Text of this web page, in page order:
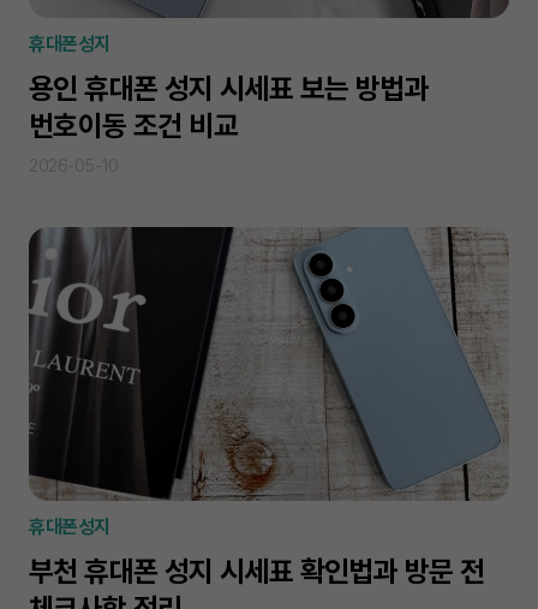
휴대폰성지
용인 휴대폰 성지 시세표 보는 방법과
번호이동 조건 비교
휴대폰성지
부천 휴대폰 성지 시세표 확인법과 방문 전